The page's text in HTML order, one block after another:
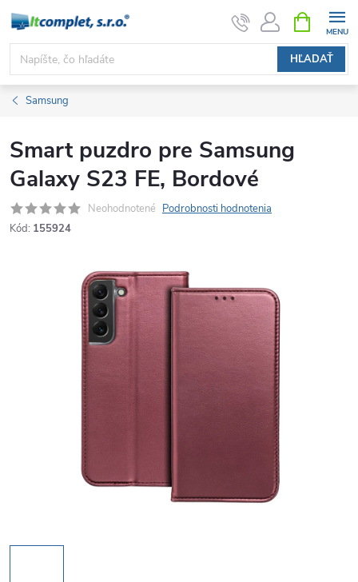
Prejsť
obsah
HĽADAŤ
KOŠÍK
Samsung
Smart puzdro pre Samsung
Galaxy S23 FE, Bordové
Neohodnotené Podrobnosti hodnotenia
Kód: 155924